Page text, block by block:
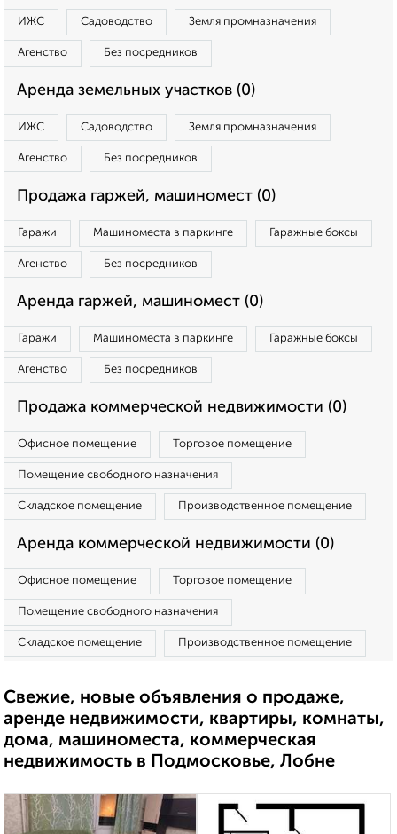
ИЖС Садоводство Земля промназначения
Агенство Без посредников
Аренда земельных участков (0)
ИЖС Садоводство Земля промназначения
Агенство Без посредников
Продажа гаржей, машиномест (0)
Гаражи Машиноместа в паркинге Гаражные боксы
Агенство Без посредников
Аренда гаржей, машиномест (0)
Гаражи Машиноместа в паркинге Гаражные боксы
Агенство Без посредников
Продажа коммерческой недвижимости (0)
Офисное помещение Торговое помещение
Помещение свободного назначения
Складское помещение Производственное помещение
Аренда коммерческой недвижимости (0)
Офисное помещение Торговое помещение
Помещение свободного назначения
Складское помещение Производственное помещение
Свежие, новые объявления о продаже,
аренде недвижимости, квартиры, комнаты,
дома, машиноместа, коммерческая
недвижимость в Подмосковье, Лобне